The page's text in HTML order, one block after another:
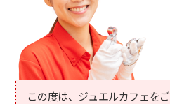
この度は、ジュエルカフェを